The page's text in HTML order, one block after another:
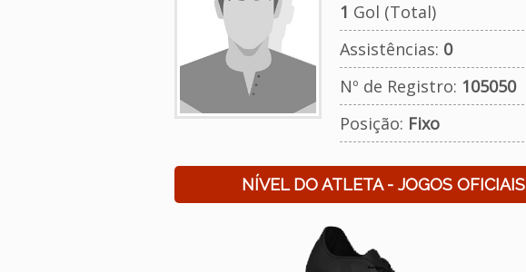
1 Gol (Total)
Assistências: 0
Nº de Registro: 105050
Posição: Fixo
NÍVEL DO ATLETA - JOGOS OFICIAIS